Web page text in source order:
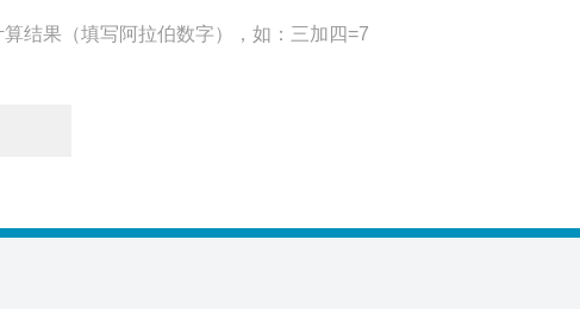
结果（填写阿拉伯数字），如：三加四=7